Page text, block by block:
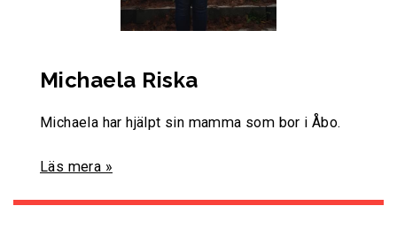
Michaela Riska
Michaela har hjälpt sin mamma som bor i Åbo.
Läs mera »